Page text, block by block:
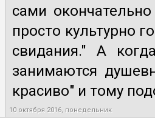
сами
просто культурно
свидания." А
занимаются
красиво" и тому
10 октября 2016, понедельник